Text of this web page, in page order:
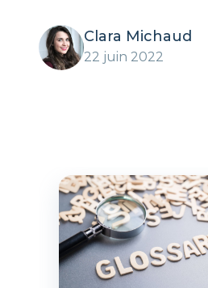
Clara Michaud
22 juin 2022